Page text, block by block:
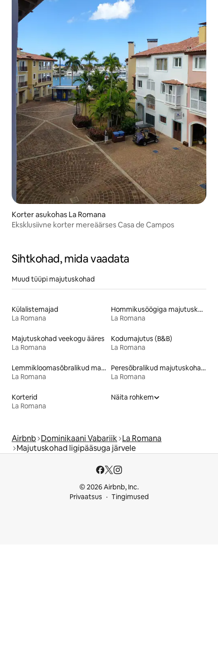
Korter asukohas La Romana
Eksklusiivne korter mereäärses Casa de Campos
Sihtkohad, mida vaadata
Muud tüüpi majutuskohad
Külalistemajad
La Romana
Hommikusöögiga majutuskohad
La Romana
Majutuskohad veekogu ääres
La Romana
Kodumajutus (B&B)
La Romana
Lemmikloomasõbralikud majutuskohad
La Romana
Peresõbralikud majutuskohad
La Romana
Korterid
La Romana
Näita rohkem
Airbnb Dominikaani Vabariik La Romana
Majutuskohad ligipääsuga järvele
© 2026 Airbnb, Inc.
Privaatsus
Tingimused